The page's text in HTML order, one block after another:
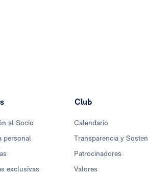
al Socio
personal
exclusivas
Club
Calendario
Transparencia y
Patrocinadores
Valores